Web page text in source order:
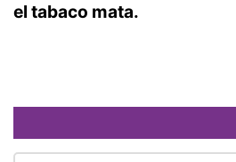
el tabaco mata.